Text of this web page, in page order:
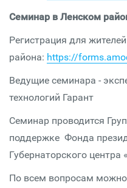
Семинар в Ленском
Регистрация для
района: https://
Ведущие семинара -
технологий Гарант
Семинар проводится
поддержке Фонда
Губернаторского
По всем вопросам